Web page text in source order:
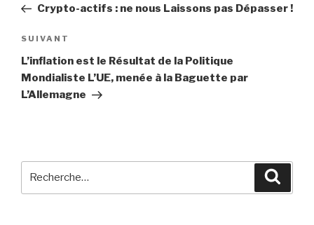
l’article
précédent
Crypto-actifs : ne nous Laissons pas Dépasser !
Article
suivant
SUIVANT
L’inflation est le Résultat de la Politique
Mondialiste L’UE, menée à la Baguette par
L’Allemagne